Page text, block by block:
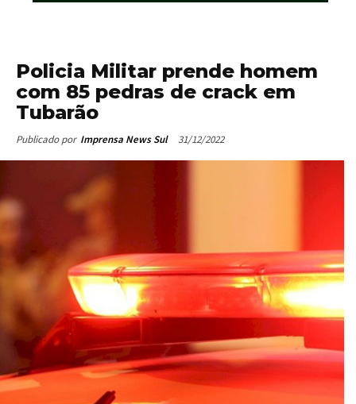
Policia Militar prende homem
com 85 pedras de crack em
Tubarão
Publicado por Imprensa News Sul 31/12/2022